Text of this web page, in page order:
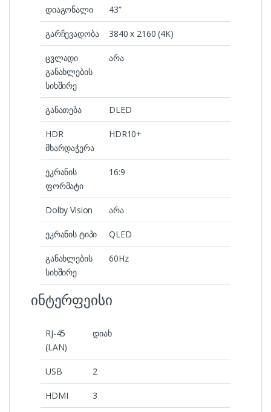
დიაგონალი 43”
გარჩევადობა 3840 x 2160 (4K)
ცვლადი
განახლების
სიხშირე
არა
განათება DLED
HDR
მხარდაჭერა
HDR10+
ეკრანის
ფორმატი
16:9
Dolby Vision არა
ეკრანის ტიპი QLED
განახლების
სიხშირე
60Hz
ინტერფეისი
RJ-45
(LAN)
დიახ
USB 2
HDMI 3